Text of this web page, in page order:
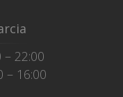
– 22:00
– 16:00